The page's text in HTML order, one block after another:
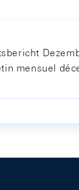
mensuel